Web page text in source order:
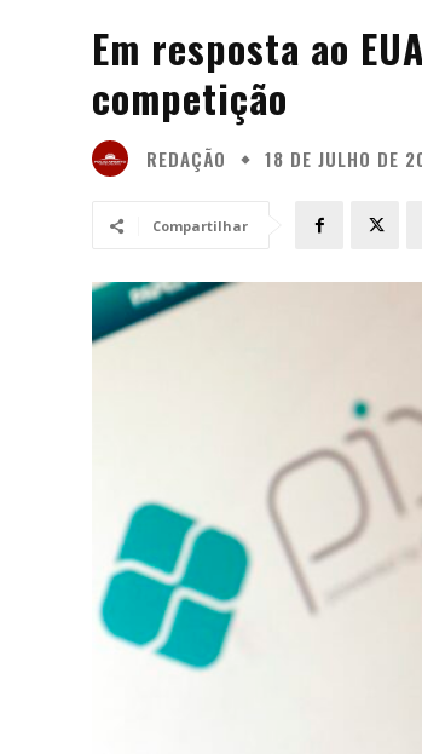
Em resposta ao
competição
REDAÇÃO 18 DE JULHO DE
Compartilhar